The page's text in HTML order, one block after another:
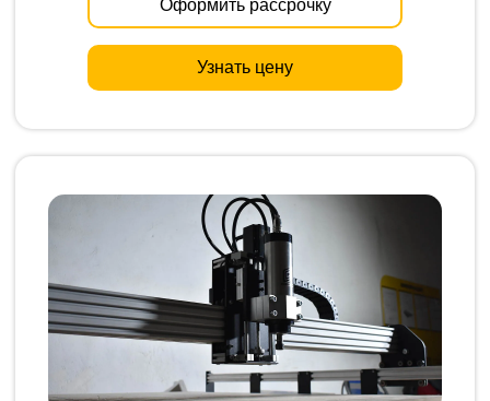
Оформить рассрочку
Узнать цену